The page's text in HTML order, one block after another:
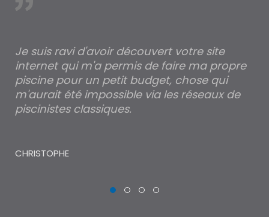
Je suis ravi d'avoir découvert votre site
internet qui m'a permis de faire ma propre
piscine pour un petit budget, chose qui
m'aurait été impossible via les réseaux de
piscinistes classiques.
CHRISTOPHE